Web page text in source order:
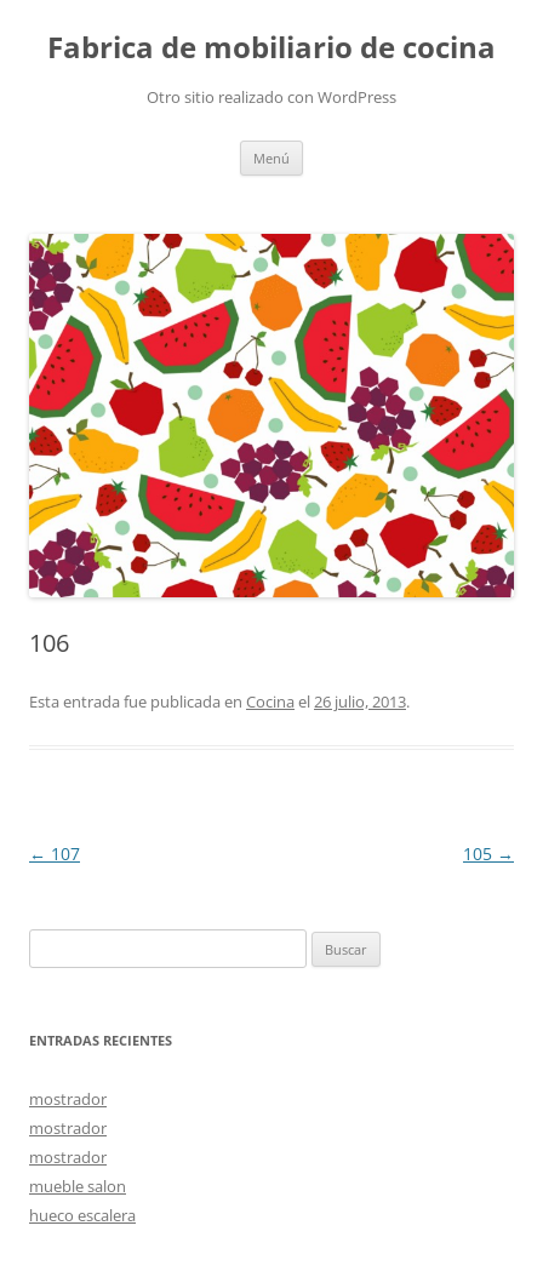
Fabrica de mobiliario de cocina
Otro sitio realizado con WordPress
Menú
106
Esta entrada fue publicada en Cocina el26 julio, 2013.
Navegación
← 107 105 →
ENTRADAS RECIENTES
mostrador
mostrador
mostrador
mueble salon
hueco escalera